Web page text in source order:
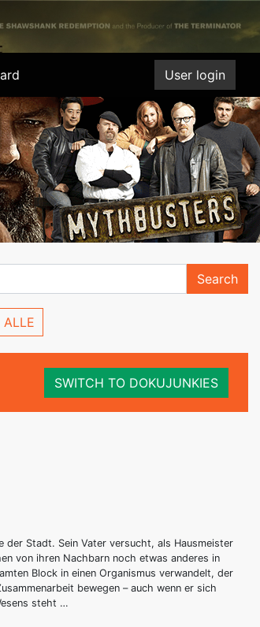
User login
Search
ALLE
SWITCH TO DOKUJUNKIES
der Stadt. Sein Vater versucht, als Hausmeister
von ihren Nachbarn noch etwas anderes in
Block in einen Organismus verwandelt, der
bewegen – auch wenn er sich
steht …